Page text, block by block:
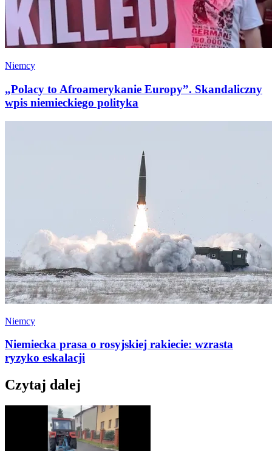
Niemcy
„Polacy to Afroamerykanie Europy”. Skandaliczny
wpis niemieckiego polityka
Niemcy
Niemiecka prasa o rosyjskiej rakiecie: wzrasta
ryzyko eskalacji
Czytaj dalej